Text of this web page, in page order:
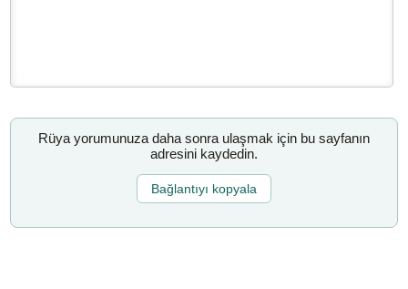
Rüya yorumunuza daha sonra ulaşmak için bu sayfanın
adresini kaydedin.
Bağlantıyı kopyala